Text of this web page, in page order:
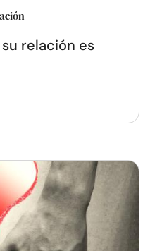
relación es